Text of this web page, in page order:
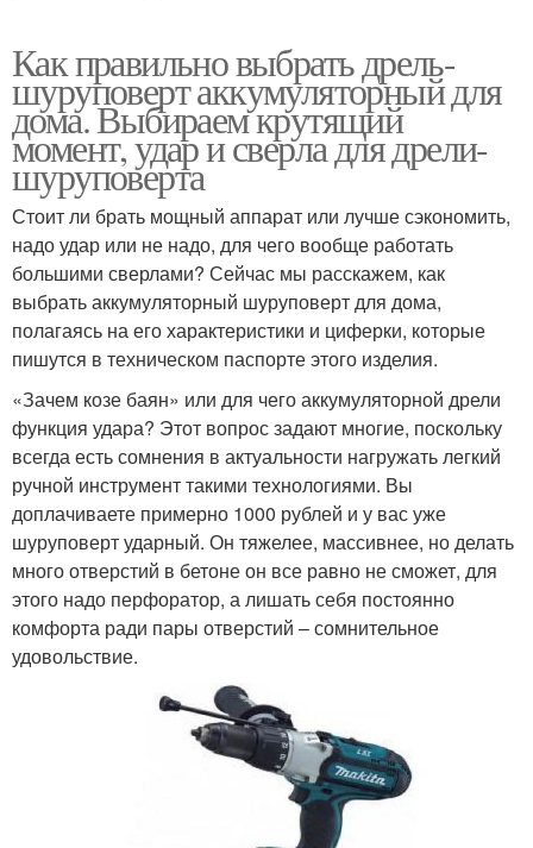
Как правильно выбрать дрель-
шуруповерт аккумуляторный для
дома. Выбираем крутящий
момент, удар и сверла для дрели-
шуруповерта
Стоит ли брать мощный аппарат или лучше сэкономить,
надо удар или не надо, для чего вообще работать
большими сверлами? Сейчас мы расскажем, как
выбрать аккумуляторный шуруповерт для дома,
полагаясь на его характеристики и циферки, которые
пишутся в техническом паспорте этого изделия.
«Зачем козе баян» или для чего аккумуляторной дрели
функция удара? Этот вопрос задают многие, поскольку
всегда есть сомнения в актуальности нагружать легкий
ручной инструмент такими технологиями. Вы
доплачиваете примерно 1000 рублей и у вас уже
шуруповерт ударный. Он тяжелее, массивнее, но делать
много отверстий в бетоне он все равно не сможет, для
этого надо перфоратор, а лишать себя постоянно
комфорта ради пары отверстий – сомнительное
удовольствие.